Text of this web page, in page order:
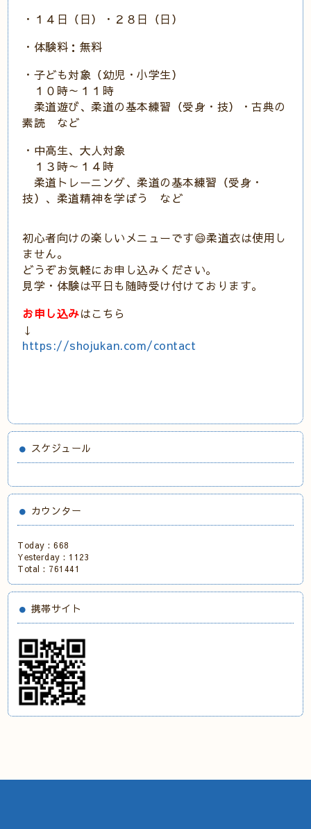
・１４日（日）・２８日（日）
・体験料：無料
・子ども対象（幼児・小学生）
１０時～１１時
柔道遊び、柔道の基本練習（受身・技）・古典の
素読 など
・中高生、大人対象
１３時～１４時
柔道トレーニング、柔道の基本練習（受身・
技）、柔道精神を学ぼう など
初心者向けの楽しいメニューです😄柔道衣は使用し
ません。
どうぞお気軽にお申し込みください。
見学・体験は平日も随時受け付けております。
お申し込みはこちら
↓
https://shojukan.com/contact
スケジュール
カウンター
Today :668
Yesterday : 1123
Total : 761441
携帯サイト